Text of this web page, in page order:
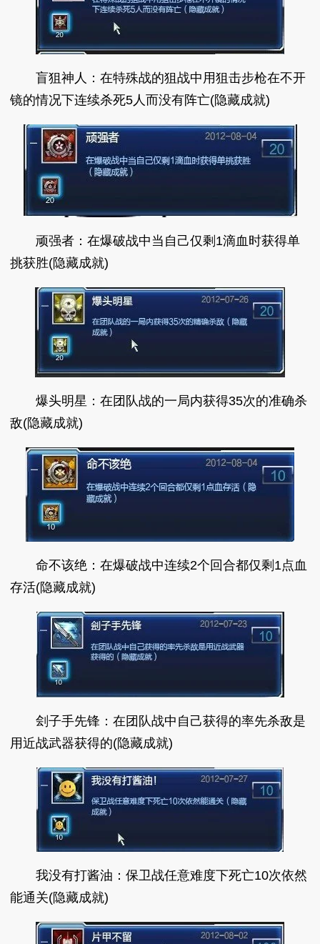
盲狙神人：在特殊战的狙战中用狙击步枪在不开
镜的情况下连续杀死5人而没有阵亡(隐藏成就)
顽强者：在爆破战中当自己仅剩1滴血时获得单
挑获胜(隐藏成就)
爆头明星：在团队战的一局内获得35次的准确杀
敌(隐藏成就)
命不该绝：在爆破战中连续2个回合都仅剩1点血
存活(隐藏成就)
刽子手先锋：在团队战中自己获得的率先杀敌是
用近战武器获得的(隐藏成就)
我没有打酱油：保卫战任意难度下死亡10次依然
能通关(隐藏成就)